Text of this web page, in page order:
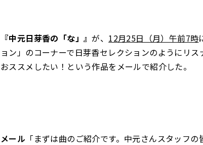
『中元日芽香の「な」』が、 12月25日（月）午前7時
ョン」のコーナーで日芽香セレクションのようにリ
おススメしたい！という作品をメールで紹介した。
メール 「まずは曲のご紹介です。中元さんスタッフ